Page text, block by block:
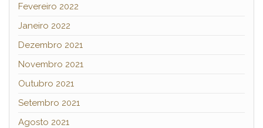
Fevereiro 2022
Janeiro 2022
Dezembro 2021
Novembro 2021
Outubro 2021
Setembro 2021
Agosto 2021